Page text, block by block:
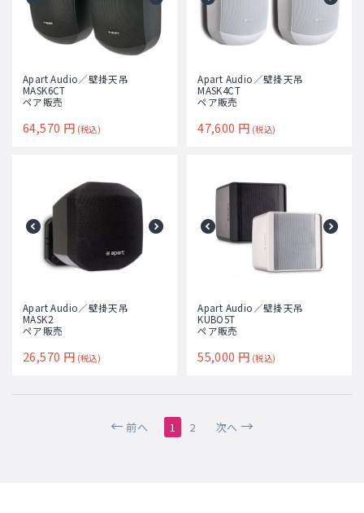
Apart Audio／壁掛天吊
MASK6CT
ペア販売
64,570 円 (税込)
Apart Audio／壁掛天吊
MASK4CT
ペア販売
47,600 円 (税込)
Apart Audio／壁掛天吊
MASK2
ペア販売
26,570 円 (税込)
Apart Audio／壁掛天吊
KUBO5T
ペア販売
55,000 円 (税込)
前へ 1 2 次へ